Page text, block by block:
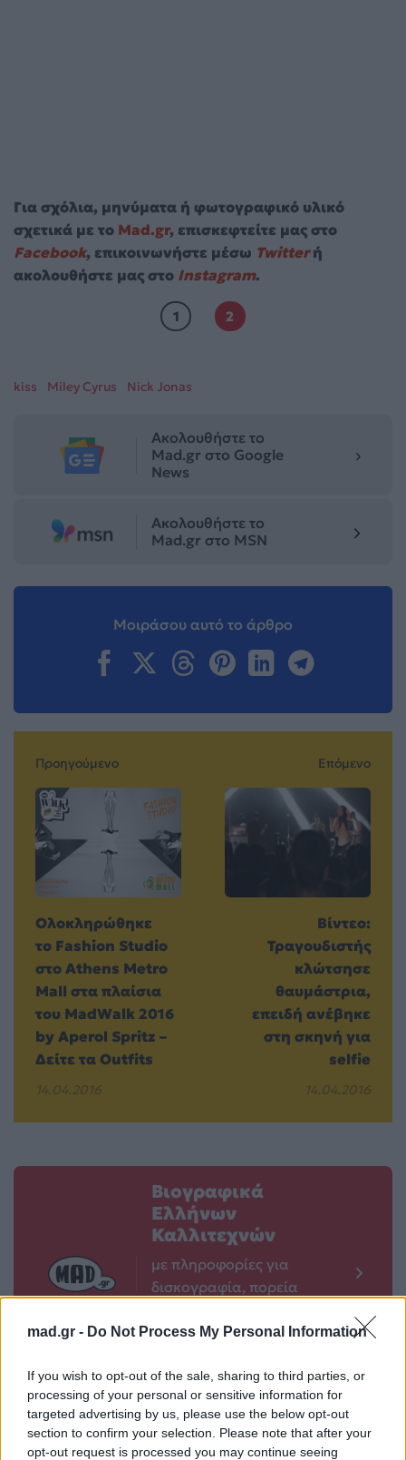
mad.gr - Do Not Process My Personal Information
If you wish to opt-out of the sale, sharing to third parties, or
processing of your personal or sensitive information for
targeted advertising by us, please use the below opt-out
section to confirm your selection. Please note that after your
opt-out request is processed you may continue seeing
Για σχόλια, μηνύματα ή φωτογραφικό υλικό
σχετικά με το Mad.gr, επισκεφτείτε μας στο
Facebook, επικοινωνήστε μέσω Twitterή
ακολουθήστε μας στο Instagram.
1 2
kiss Miley Cyrus Nick Jonas
Ακολουθήστε το
Mad.gr στο Google
News
Ακολουθήστε το
Mad.gr στο MSN
Μοιράσου αυτό το άρθρο
Προηγούμενο
Ολοκληρώθηκε
το Fashion Studio
στο Athens Metro
Mall στα πλαίσια
του ΜadWalk 2016
by Aperol Spritz –
Δείτε τα Outfits
14.04.2016
Επόμενο
Βίντεο:
Τραγουδιστής
κλώτσησε
θαυμάστρια,
επειδή ανέβηκε
στη σκηνή για
selfie
14.04.2016
Βιογραφικά
Ελλήνων
Καλλιτεχνών
με πληροφορίες για
δισκογραφία, πορεία
τους στην ελληνική
Δες επίσης